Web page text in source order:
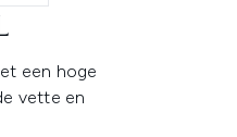
een hoge
vette en